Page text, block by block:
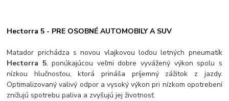
Hectorra 5 - PRE OSOBNÉ AUTOMOBILY A SUV
Matador prichádza s novou vlajkovou loďou letných pneumatík
Hectorra 5, ponúkajúcou veľmi dobre vyvážený výkon spolu s
nízkou hlučnosťou, ktorá prináša príjemný zážitok z jazdy.
Optimalizovaný valivý odpor a vysoký výkon pri nízkom opotrebení
znižujú spotrebu paliva a zvyšujú jej životnosť.